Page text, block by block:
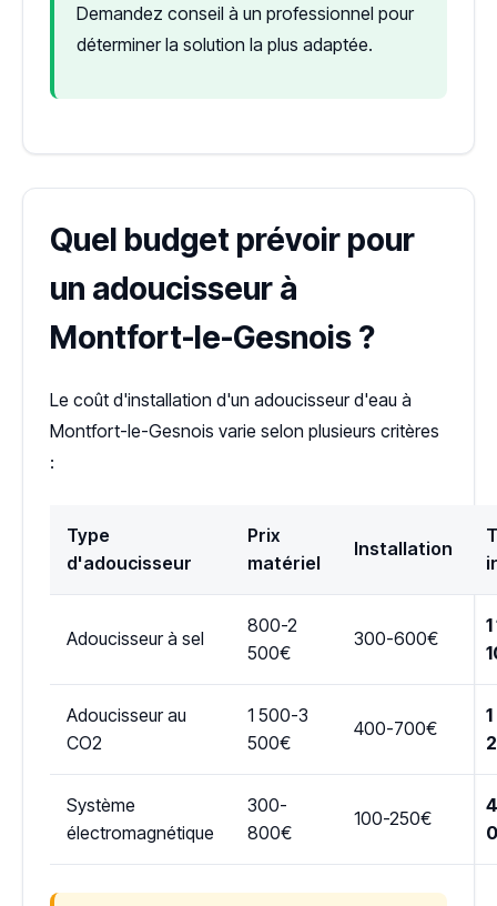
Demandez conseil à un professionnel pour
déterminer la solution la plus adaptée.
Quel budget prévoir pour
un adoucisseur à
Montfort-le-Gesnois ?
Le coût d'installation d'un adoucisseur d'eau à
Montfort-le-Gesnois varie selon plusieurs critères
:
Type
d'adoucisseur
Prix
matériel
Installation
Adoucisseur à sel
800-2
500€
300-600€
Adoucisseur au
CO2
1 500-3
500€
400-700€
Système
électromagnétique
300-
800€
100-250€